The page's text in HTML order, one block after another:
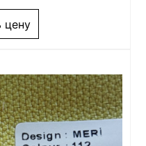
цену